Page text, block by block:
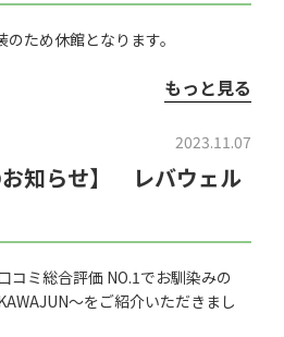
ため休館となります。
もっと見る
お知らせ】 レバウェル
2023.11.07
コミ総合評価 NO.1でお馴染みの
～をご紹介いただきまし